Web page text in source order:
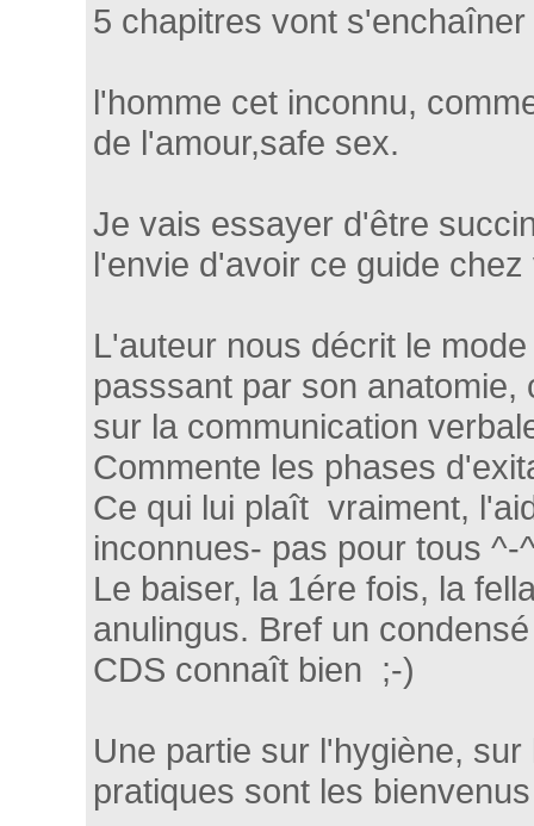
5 chapitres vont s'enchaîner
l'homme cet inconnu,
de l'amour,safe sex.
Je vais essayer d'être
l'envie d'avoir ce guide chez
L'auteur nous décrit le
passsant par son
sur la communication
Commente les phases
Ce qui lui plaît vraiment,
inconnues- pas pour tous ^-
Le baiser, la 1ére fois, la
anulingus. Bref un
CDS connaît bien ;-)
Une partie sur l'hygiène,
pratiques sont les